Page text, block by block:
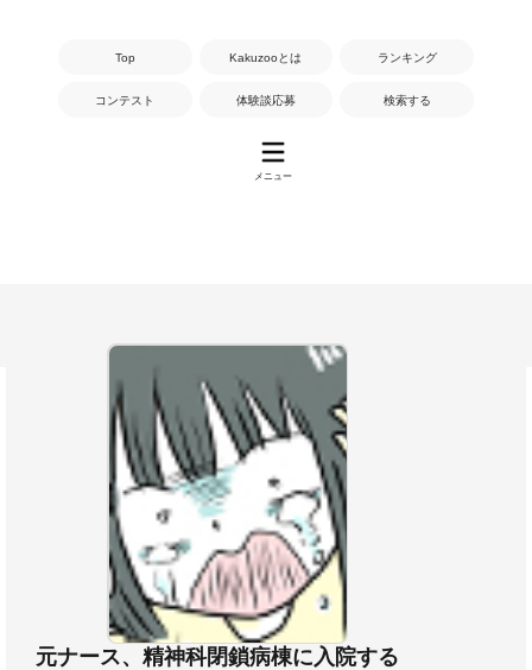
Top Kakuzooとは ランキング
コンテスト 体験談応募 検索する
メニュー
元ナース、精神科閉鎖病棟に入院する